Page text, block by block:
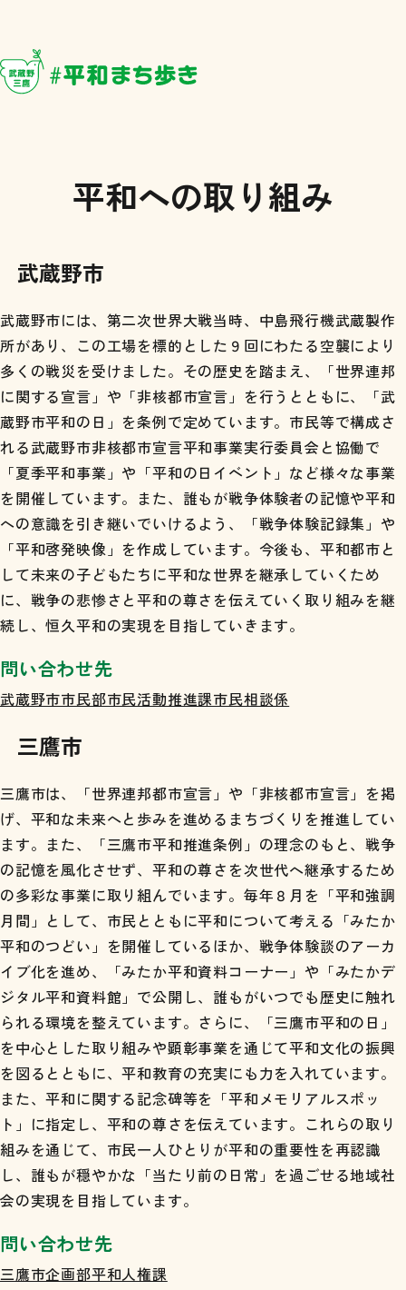
平和への取り組み
武蔵野市
武蔵野市には、第二次世界大戦当時、中島飛行機武蔵製作
所があり、この工場を標的とした９回にわたる空襲により
多くの戦災を受けました。その歴史を踏まえ、「世界連邦
に関する宣言」や「非核都市宣言」を行うとともに、「武
蔵野市平和の日」を条例で定めています。市民等で構成さ
れる武蔵野市非核都市宣言平和事業実行委員会と協働で
「夏季平和事業」や「平和の日イベント」など様々な事業
を開催しています。また、誰もが戦争体験者の記憶や平和
への意識を引き継いでいけるよう、「戦争体験記録集」や
「平和啓発映像」を作成しています。今後も、平和都市と
して未来の子どもたちに平和な世界を継承していくため
に、戦争の悲惨さと平和の尊さを伝えていく取り組みを継
続し、恒久平和の実現を目指していきます。
問い合わせ先
武蔵野市市民部市民活動推進課市民相談係
三鷹市
三鷹市は、「世界連邦都市宣言」や「非核都市宣言」を掲
げ、平和な未来へと歩みを進めるまちづくりを推進してい
ます。また、「三鷹市平和推進条例」の理念のもと、戦争
の記憶を風化させず、平和の尊さを次世代へ継承するため
の多彩な事業に取り組んでいます。毎年８月を「平和強調
月間」として、市民とともに平和について考える「みたか
平和のつどい」を開催しているほか、戦争体験談のアーカ
イブ化を進め、「みたか平和資料コーナー」や「みたかデ
ジタル平和資料館」で公開し、誰もがいつでも歴史に触れ
られる環境を整えています。さらに、「三鷹市平和の日」
を中心とした取り組みや顕彰事業を通じて平和文化の振興
を図るとともに、平和教育の充実にも力を入れています。
また、平和に関する記念碑等を「平和メモリアルスポッ
ト」に指定し、平和の尊さを伝えています。これらの取り
組みを通じて、市民一人ひとりが平和の重要性を再認識
し、誰もが穏やかな「当たり前の日常」を過ごせる地域社
会の実現を目指しています。
問い合わせ先
三鷹市企画部平和人権課